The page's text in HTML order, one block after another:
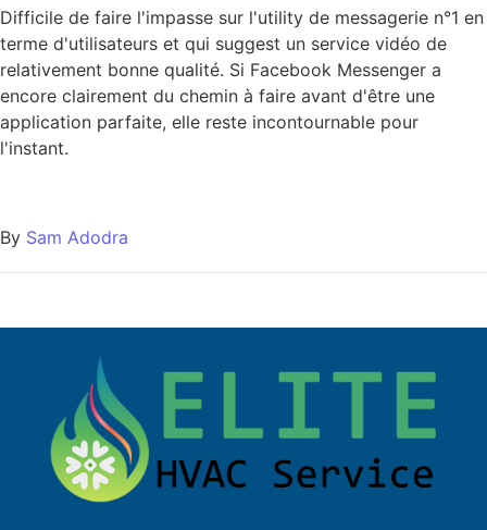
Difficile de faire l'impasse sur l'utility de messagerie n°1 en
terme d'utilisateurs et qui suggest un service vidéo de
relativement bonne qualité. Si Facebook Messenger a
encore clairement du chemin à faire avant d'être une
application parfaite, elle reste incontournable pour
l'instant.
By Sam Adodra